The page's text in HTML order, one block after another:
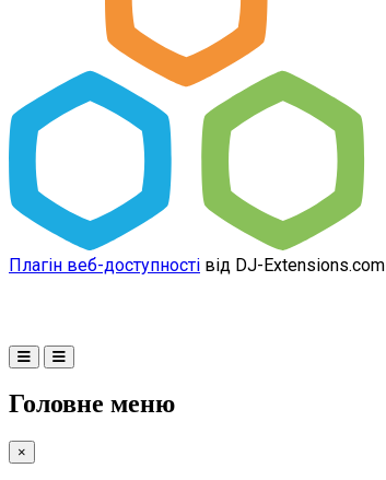
Плагін веб-доступності від DJ-Extensions.com
Головне меню
×